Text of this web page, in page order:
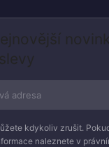
kdykoliv zrušit.
naleznete v